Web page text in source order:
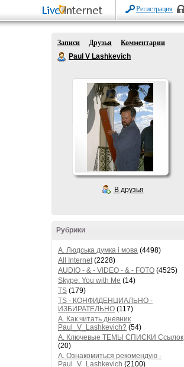
Регистрация
Записи Друзья
Комментарии
Paul V Lashkevich
В друзья
Рубрики
A. Людська думка і мова (4498)
All Internet(2228)
AUDIO - & - VIDEO - & - FOTO (4525)
Skype: You with Me (14)
TS (179)
TS - КОНФИДЕНЦИАЛЬНО -
ИЗБИРАТЕЛЬНО (117)
А. Как читать дневник
Paul_V_Lashkevich? (54)
А. Ключевые ТЕМЫ СПИСКИ Ссылок
(20)
А. Ознакомиться рекомендую -
Paul_V_Lashkevich (2100)